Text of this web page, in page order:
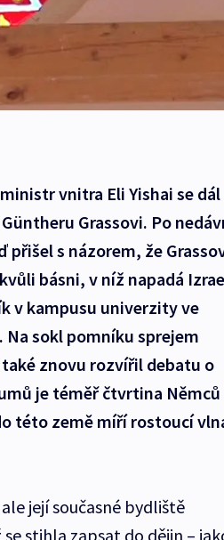
vnitra Eli Yishai se dál
Grassovi. Po
s názorem, že
básni, v níž napadá
v kampusu univerzity ve
sokl pomníku sprejem
znovu rozvířil debatu o
je téměř čtvrtina Němců
této země míří rostoucí
její současné bydliště
stihla zapsat do dějin –